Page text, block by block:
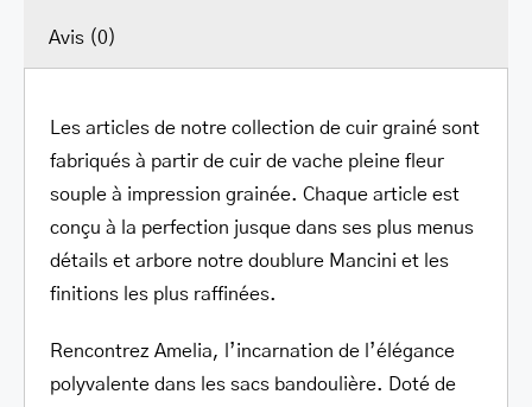
SE CONNECTER
Avis (0)
Les articles de notre collection de cuir grainé sont
fabriqués à partir de cuir de vache pleine fleur
souple à impression grainée. Chaque article est
conçu à la perfection jusque dans ses plus menus
détails et arbore notre doublure Mancini et les
finitions les plus raffinées.
Rencontrez Amelia, l’incarnation de l’élégance
polyvalente dans les sacs bandoulière. Doté de